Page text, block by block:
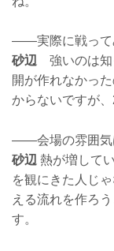
——実際に戦って
砂辺 強いのは知
開が作れなかっ
からないですが
——会場の雰囲気
砂辺 熱が増して
を観にきた人じ
える流れを作ろ
す。